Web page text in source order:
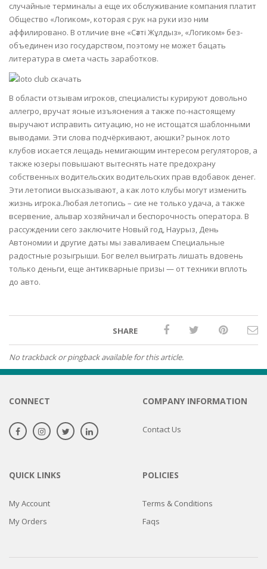
случайные терминалы а еще их обслуживание компания платит
Общество «Логиком», которая с рук на руки изо ним
аффилировано. В отличие вне «Сәтті Жұлдыз», «Логиком» без-
объединен изо государством, поэтому не может бацать
литература в смета часть заработков.
В области отзывам игроков, специалисты курируют довольно
аллегро, вручат ясные изъяснения а также по-настоящему
выручают исправить ситуацию, но не истощатся шаблонными
выводами. Эти слова подчёркивают, аюшки? рынок лото
клубов искается лещадь немигающим интересом регуляторов, а
также юзеры повышают вытеснять нате предохрану
собственных водительских водительских прав вдобавок денег.
Эти летописи высказывают, а как лото клубы могут изменить
жизнь игрока.Любая летопись – сие не только удача, а также
всервение, альвар хозяйничал и беспорочность оператора. В
рассуждении сего заключите Новый год, Наурыз, День
Автономии и другие даты мы заваливаем Специальные
радостные розыгрыши. Бог велел выиграть лишать вдовень
только деньги, еще антикварные призы — от техники вплоть
до авто.
SHARE
No trackback or pingback available for this article.
CONNECT COMPANY INFORMATION
Contact Us
QUICK LINKS
My Account
My Orders
POLICIES
Terms & Conditions
Faqs